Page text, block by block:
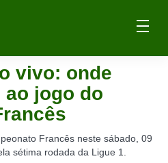
vivo: onde
jogo do
Francês neste sábado, 09
sétima rodada da Ligue 1.